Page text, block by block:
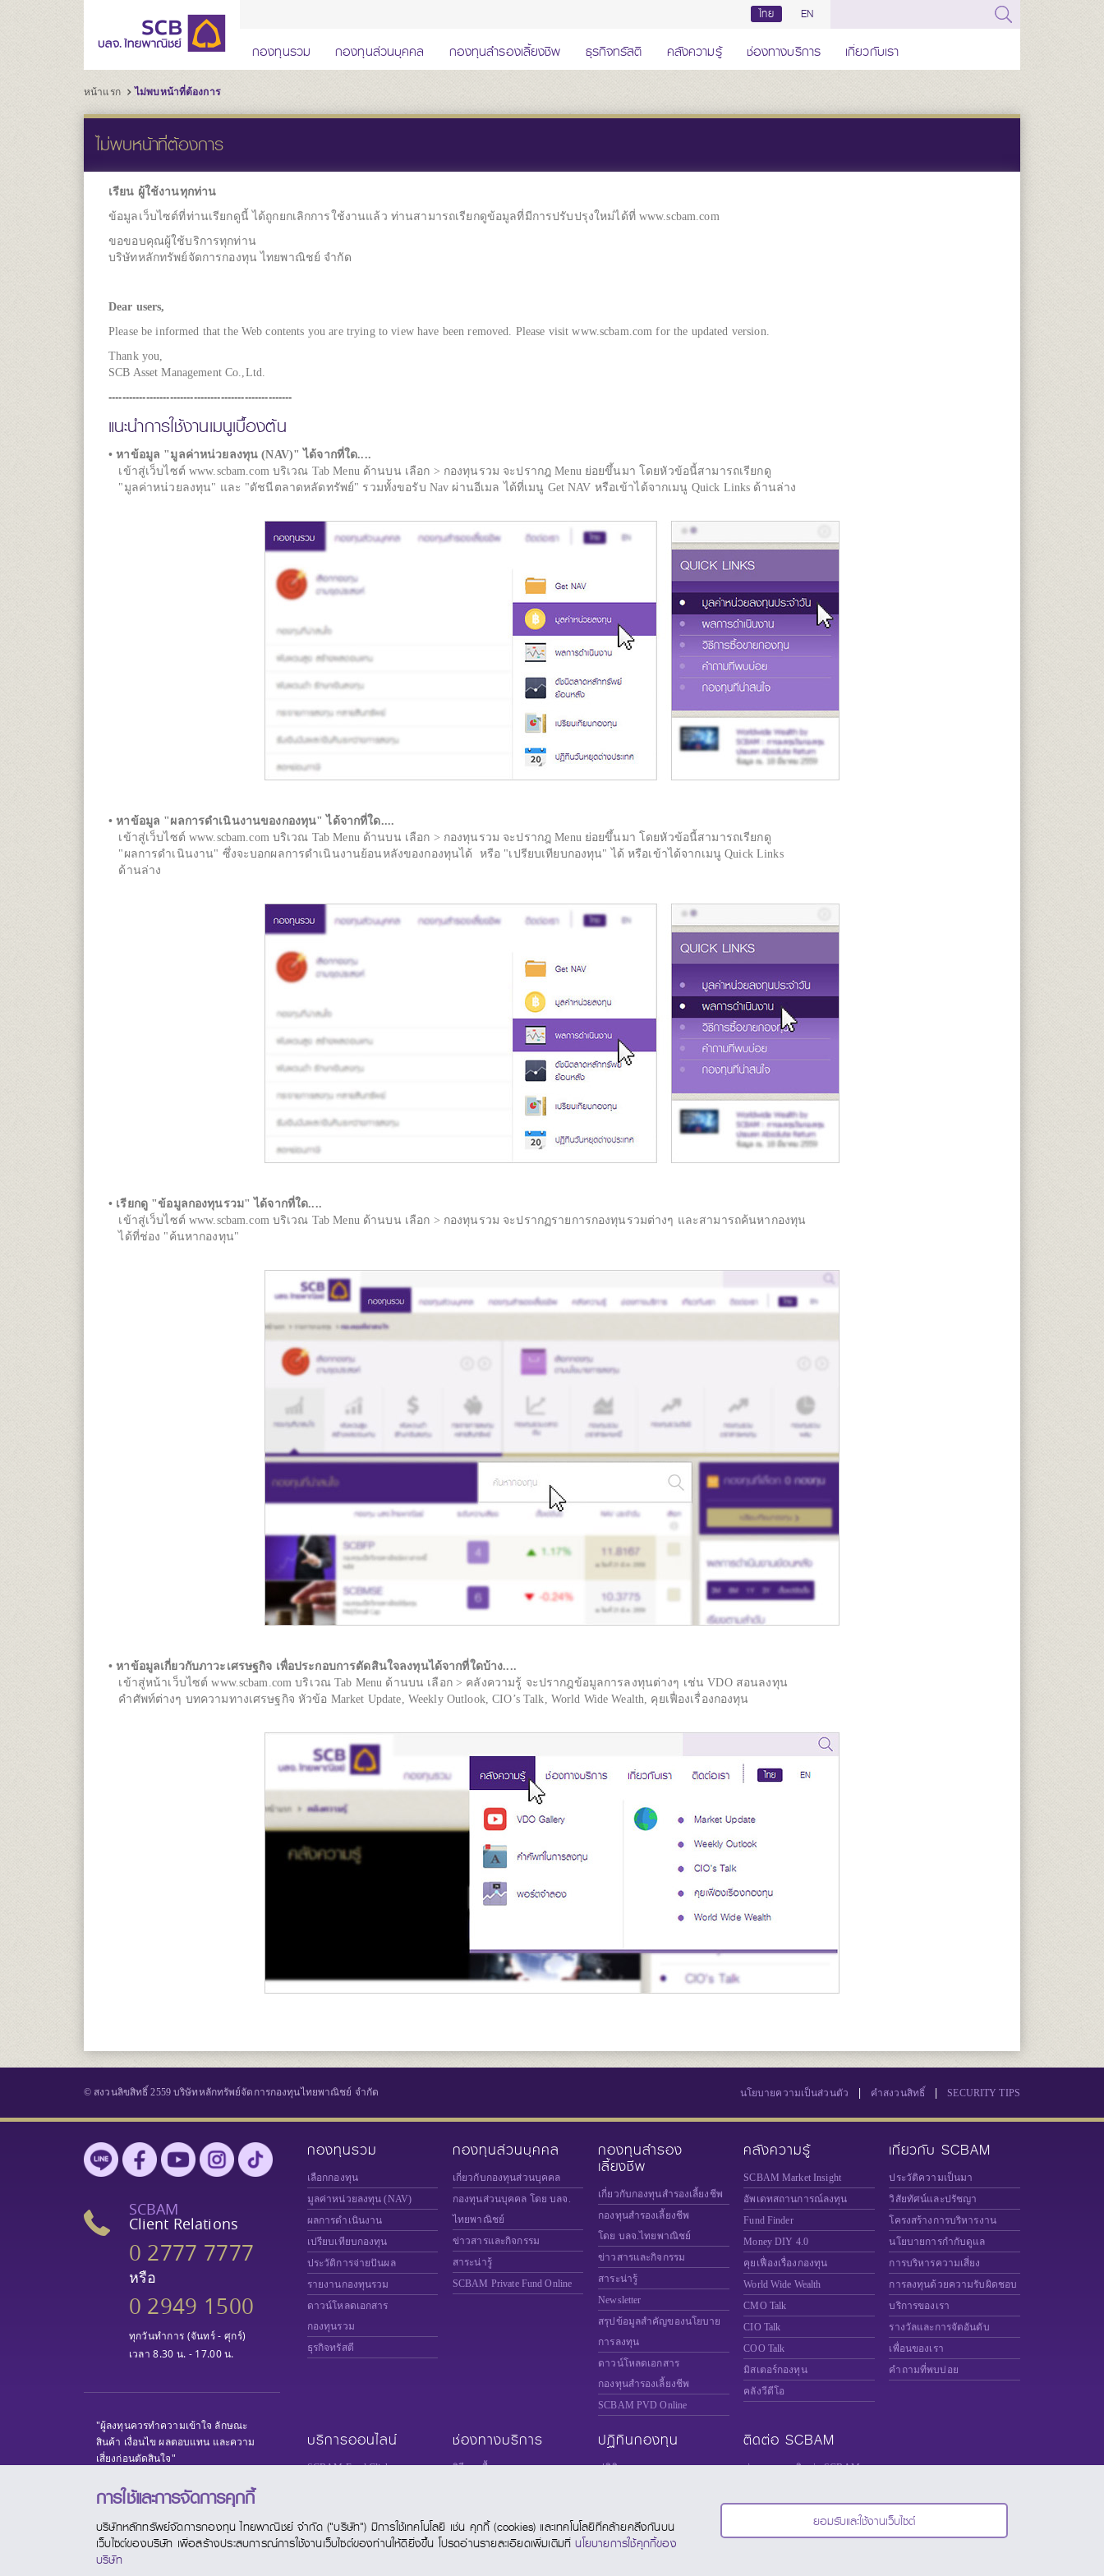
ไทย EN
กองทุนรวม กองทุนส่วนบุคคล กองทุนสำรองเลี้ยงชีพ ธุรกิจทรัสตี คลังความรู้ ช่องทางบริการ เกี่ยวกับเรา
หน้าแรก ไม่พบหน้าที่ต้องการ
ไม่พบหน้าที่ต้องการ
เรียน ผู้ใช้งานทุกท่าน
ข้อมูลเว็บไซต์ที่ท่านเรียกดูนี้ ได้ถูกยกเลิกการใช้งานแล้ว ท่านสามารถเรียกดูข้อมูลที่มีการปรับปรุงใหม่ได้ที่ www.scbam.com
ขอขอบคุณผู้ใช้บริการทุกท่าน
บริษัทหลักทรัพย์จัดการกองทุน ไทยพาณิชย์ จำกัด
Dear users,
Please be informed that the Web contents you are trying to view have been removed. Please visitwww.scbam.com for the updated version.
Thank you,
SCB Asset Management Co.,Ltd.
------------------------------------------------------
แนะนำการใช้งานเมนูเบื้องต้น
• หาข้อมูล "มูลค่าหน่วยลงทุน (NAV)" ได้จากที่ใด....
เข้าสู่เว็บไซต์ www.scbam.com บริเวณ Tab Menu ด้านบน เลือก > กองทุนรวม จะปรากฎ Menu ย่อยขึ้นมา โดยหัวข้อนี้สามารถเรียกดู
"มูลค่าหน่วยลงทุน" และ "ดัชนีตลาดหลัดทรัพย์" รวมทั้งขอรับ Nav ผ่านอีเมล ได้ที่เมนู Get NAV หรือเข้าได้จากเมนู Quick Links ด้านล่าง
• หาข้อมูล "ผลการดำเนินงานของกองทุน" ได้จากที่ใด....
เข้าสู่เว็บไซต์ www.scbam.com บริเวณ Tab Menu ด้านบน เลือก > กองทุนรวม จะปรากฎ Menu ย่อยขึ้นมา โดยหัวข้อนี้สามารถเรียกดู
"ผลการดำเนินงาน" ซึ่งจะบอกผลการดำเนินงานย้อนหลังของกองทุนได้ หรือ "เปรียบเทียบกองทุน" ได้ หรือเข้าได้จากเมนู Quick Links
ด้านล่าง
• เรียกดู "ข้อมูลกองทุนรวม" ได้จากที่ใด....
เข้าสู่เว็บไซต์ www.scbam.com บริเวณ Tab Menu ด้านบน เลือก > กองทุนรวม จะปรากฏรายการกองทุนรวมต่างๆ และสามารถค้นหากองทุน
ได้ที่ช่อง "ค้นหากองทุน"
• หาข้อมูลเกี่ยวกับภาวะเศรษฐกิจ เพื่อประกอบการตัดสินใจลงทุนได้จากที่ใดบ้าง....
เข้าสู่หน้าเว็บไซต์ www.scbam.com บริเวณ Tab Menu ด้านบน เลือก > คลังความรู้ จะปรากฎข้อมูลการลงทุนต่างๆ เช่น VDO สอนลงทุน
คำศัพท์ต่างๆ บทความทางเศรษฐกิจ หัวข้อ Market Update, Weekly Outlook, CIO’s Talk, World Wide Wealth, คุยเฟื่องเรื่องกองทุน
© สงวนลิขสิทธิ์ 2559 บริษัทหลักทรัพย์จัดการกองทุนไทยพาณิชย์ จำกัด นโยบายความเป็นส่วนตัว | คำสงวนสิทธิ์ | SECURITY TIPS
SCBAM
Client Relations
0 2777 7777
หรือ
0 2949 1500
ทุกวันทำการ (จันทร์ - ศุกร์)
เวลา 8.30 น. - 17.00 น.
"ผู้ลงทุนควรทำความเข้าใจ ลักษณะ
สินค้า เงื่อนไข ผลตอบแทน และความ
เสี่ยงก่อนตัดสินใจ"
กองทุนรวม
เลือกกองทุน
มูลค่าหน่วยลงทุน (NAV)
ผลการดำเนินงาน
เปรียบเทียบกองทุน
ประวัติการจ่ายปันผล
รายงานกองทุนรวม
ดาวน์โหลดเอกสาร
กองทุนรวม
ธุรกิจทรัสตี
กองทุนส่วนบุคคล
เกี่ยวกับกองทุนส่วนบุคคล
กองทุนส่วนบุคคล โดย บลจ.
ไทยพาณิชย์
ข่าวสารและกิจกรรม
สาระน่ารู้
SCBAM Private Fund Online
กองทุนสำรอง
เลี้ยงชีพ
เกี่ยวกับกองทุนสำรองเลี้ยงชีพ
กองทุนสำรองเลี้ยงชีพ
โดย บลจ.ไทยพาณิชย์
ข่าวสารและกิจกรรม
สาระน่ารู้
Newsletter
สรุปข้อมูลสำคัญของนโยบาย
การลงทุน
ดาวน์โหลดเอกสาร
กองทุนสำรองเลี้ยงชีพ
SCBAM PVD Online
คลังความรู้
SCBAM Market Insight
อัพเดทสถานการณ์ลงทุน
Fund Finder
Money DIY 4.0
คุยเฟื่องเรื่องกองทุน
World Wide Wealth
CMO Talk
CIO Talk
COO Talk
มิสเตอร์กองทุน
คลังวีดีโอ
เกี่ยวกับ SCBAM
ประวัติความเป็นมา
วิสัยทัศน์และปรัชญา
โครงสร้างการบริหารงาน
นโยบายการกำกับดูแล
การบริหารความเสี่ยง
การลงทุนด้วยความรับผิดชอบ
บริการของเรา
รางวัลและการจัดอันดับ
เพื่อนของเรา
คำถามที่พบบ่อย
บริการออนไลน์
SCBAM Fund Click
SCBAM PVD Online
ช่องทางบริการ
วิธีการซื้อขายกองทุน
แบบประเมินความเสี่ยง
ปฏิทินกองทุน
ปฏิทินการลงทุน
ติดต่อ SCBAM
ช่องทางการติดต่อ SCBAM
การใช้และการจัดการคุกกี้
บริษัทหลักทรัพย์จัดการกองทุน ไทยพาณิชย์ จำกัด ("บริษัท") มีการใช้เทคโนโลยี เช่น คุกกี้ (cookies) และเทคโนโลยีที่คล้ายคลึงกันบน
เว็บไซต์ของบริษัท เพื่อสร้างประสบการณ์การใช้งานเว็บไซต์ของท่านให้ดียิ่งขึ้น โปรดอ่านรายละเอียดเพิ่มเติมที่นโยบายการใช้คุกกี้ของ
บริษัท
ยอมรับและใช้งานเว็บไซต์